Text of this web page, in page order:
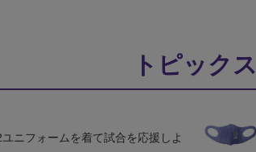
トピックス
ニフォームを着て試合を応援しよ